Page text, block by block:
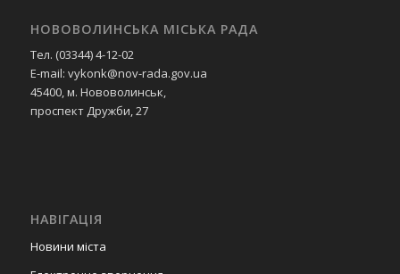
НОВОВОЛИНСЬКА МІСЬКА РАДА
Тел. (03344) 4-12-02
E-mail: vykonk@nov-rada.gov.ua
45400, м. Нововолинськ,
проспект Дружби, 27
НАВІГАЦІЯ
Новини міста